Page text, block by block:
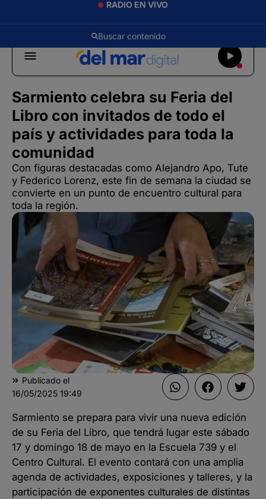
RADIO EN VIVO
Sarmiento celebra su Feria del
Libro con invitados de todo el
país y actividades para toda la
comunidad
Con figuras destacadas como Alejandro Apo, Tute
y Federico Lorenz, este fin de semana la ciudad se
convierte en un punto de encuentro cultural para
toda la región.
Publicado el
16/05/2025 19:49
Sarmiento se prepara para vivir una nueva edición
de su Feria del Libro, que tendrá lugar este sábado
17 y domingo 18 de mayo en la Escuela 739 y el
Centro Cultural. El evento contará con una amplia
agenda de actividades, exposiciones y talleres, y la
participación de exponentes culturales de distintas